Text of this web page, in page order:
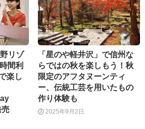
リゾ
間利
楽し
売
「星のや軽井沢」で信州な
らではの秋を楽しもう！秋
限定のアフタヌーンティ
ー、伝統工芸を用いたもの
作り体験も
2025年9月2日